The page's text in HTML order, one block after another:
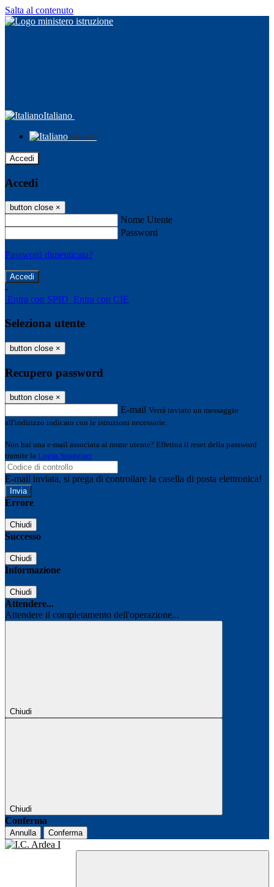
Salta al contenuto
Italiano
Italiano
Accedi
Accedi
button close ×
Nome Utente
Password
Password dimenticata?
-
Entra con SPID Entra con CIE
Seleziona utente
button close ×
Recupero password
button close ×
E-mail Verrà inviato un messaggio
all'indirizzo indicato con le istruzioni necessarie.
Non hai una e-mail associata al nome utente? Effettua il reset della password
tramite la Login Spaggiari
E-mail inviata, si prega di controllare la casella di posta elettronica!
Errore
Chiudi
Successo
Chiudi
Informazione
Chiudi
Attendere...
Attendere il completamento dell'operazione...
Chiudi
Chiudi
Conferma
Annulla Conferma